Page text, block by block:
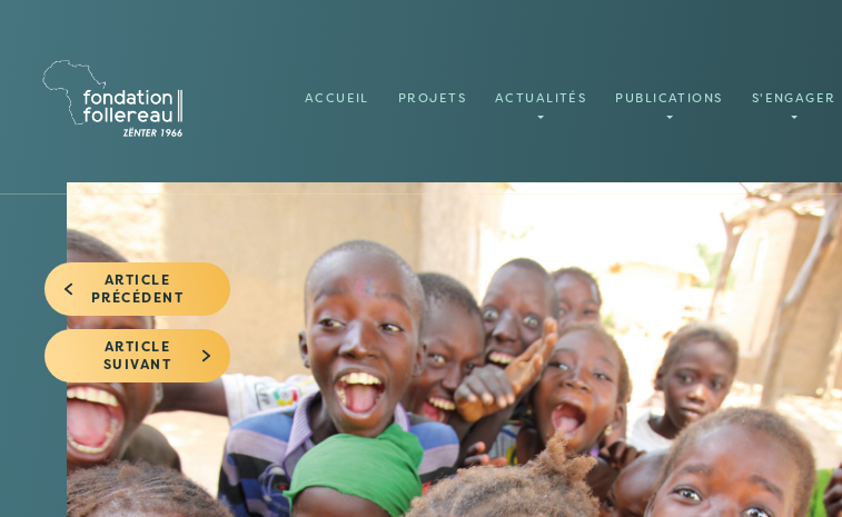
ACCUEIL PROJETS ACTUALITÉS PUBLICATIONS S'ENGAGER
ARTICLE
PRÉCÉDENT
ARTICLE
SUIVANT